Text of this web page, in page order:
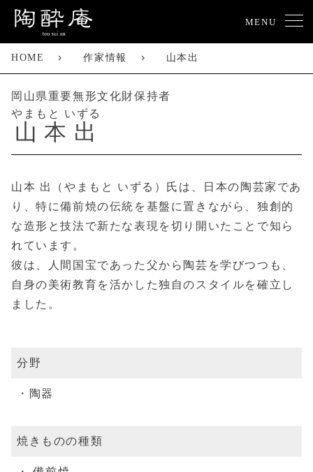
MENU
HOME 作家情報 山本出
岡山県重要無形文化財保持者
山本出
やまもと いずる
山本 出（やまもと いずる）氏は、日本の陶芸家であ
り、特に備前焼の伝統を基盤に置きながら、独創的
な造形と技法で新たな表現を切り開いたことで知ら
れています。
彼は、人間国宝であった父から陶芸を学びつつも、
自身の美術教育を活かした独自のスタイルを確立し
ました。
分野
陶器
焼きものの種類